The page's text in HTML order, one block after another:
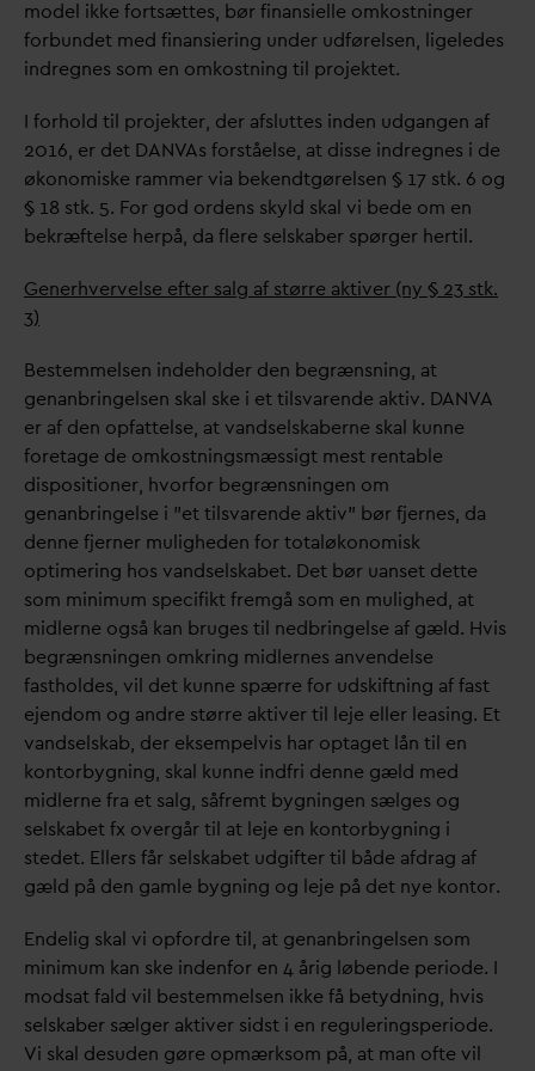
model ikke fortsættes, bør finansielle omkostninger
forbundet med finansiering under udførelsen, ligeledes
indregnes som en omkostning til projektet.
I forhold til projekter, der afsluttes inden udgangen af
2016, er det DANVAs forståelse, at disse indregnes i de
økonomiske rammer via bekendtgørelsen § 17 stk. 6 og
§ 18 stk. 5. For god ordens skyld skal vi bede om en
bekræftelse herpå, da flere selskaber spørger hertil.
Generhvervelse efter salg af større aktiver (ny § 23 stk.
3)
Bestemmelsen indeholder den begrænsning, at
genanbringelsen skal ske i et tilsvarende aktiv. DANVA
er af den opfattelse, at vandselskaberne skal kunne
foretage de omkostningsmæssigt mest rentable
dispositioner, hvorfor begrænsningen om
genanbringelse i ”et tilsvarende aktiv” bør fjernes, da
denne fjerner muligheden for totaløkonomisk
optimering hos vandselskabet. Det bør uanset dette
som minimum specifikt fremgå som en mulighed, at
midlerne også kan bruges til nedbringelse af gæld. Hvis
begrænsningen omkring midlernes anvendelse
fastholdes, vil det kunne spærre for udskiftning af fast
ejendom og andre større aktiver til leje eller leasing. Et
vandselskab, der eksempelvis har optaget lån til en
kontorbygning, skal kunne indfri denne gæld med
midlerne fra et salg, såfremt bygningen sælges og
selskabet fx overgår til at leje en kontorbygning i
stedet. Ellers får selskabet udgifter til både afdrag af
gæld på den gamle bygning og leje på det nye kontor.
Endelig skal vi opfordre til, at genanbringelsen som
minimum kan ske indenfor en 4 årig løbende periode. I
modsat fald vil bestemmelsen ikke få betydning, hvis
selskaber sælger aktiver sidst i en reguleringsperiode.
Vi skal desuden gøre opmærksom på, at man ofte vil